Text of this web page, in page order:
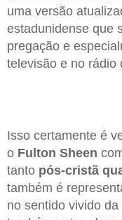
uma versão
estadunidense que
pregação e
televisão e no rádio
Isso certamente é
o Fulton Sheen
tanto pós-cristã
também é
no sentido vivido